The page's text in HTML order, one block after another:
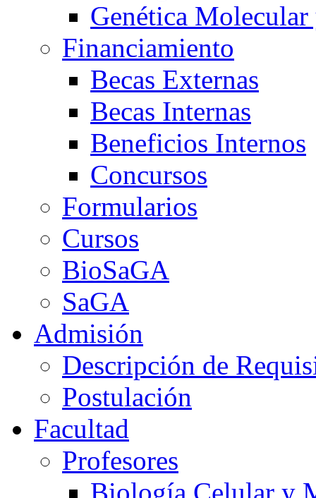
Genética
Financiamiento
Becas Externas
Becas Internas
Beneficios Internos
Concursos
Formularios
Cursos
BioSaGA
SaGA
Admisión
Descripción de
Postulación
Facultad
Profesores